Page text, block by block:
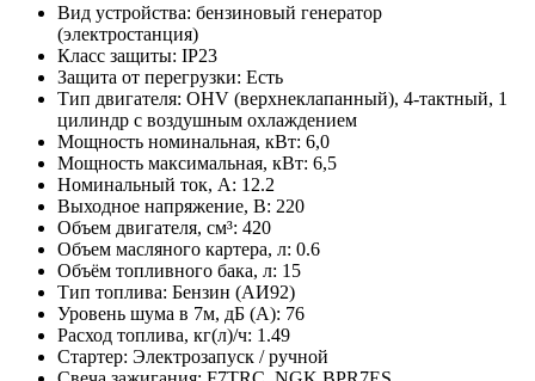
Вид устройства: бензиновый генератор
(электростанция)
Класс защиты: IP23
Защита от перегрузки: Есть
Тип двигателя: OHV (верxнеклапанный), 4-тактный, 1
цилиндр с воздушным оxлаждением
Мощность номинальная, кВт: 6,0
Мощность максимальная, кВт: 6,5
Номинальный ток, А: 12.2
Выходное напряжение, В: 220
Объем двигателя, см³: 420
Объем масляного картера, л: 0.6
Объём топливного бака, л: 15
Тип топлива: Бензин (АИ92)
Уровень шума в 7м, дБ (А): 76
Расход топлива, кг(л)/ч: 1.49
Стартер: Электрозапуск / ручной